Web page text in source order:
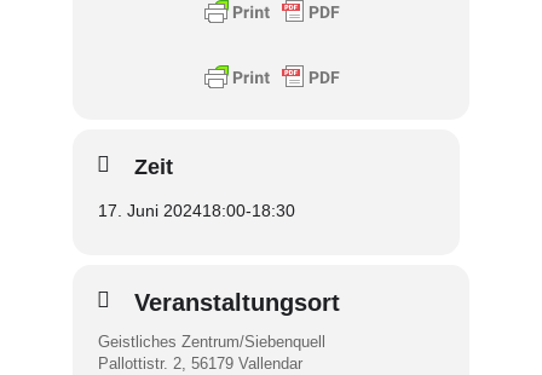
Zeit
17. Juni 202418:00-18:30
Veranstaltungsort
Geistliches Zentrum/Siebenquell
Pallottistr. 2, 56179 Vallendar